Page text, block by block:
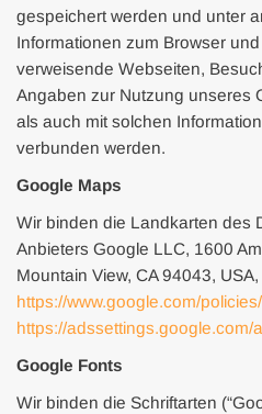
gespeichert werden und unter
Informationen zum Browser
verweisende Webseiten,
Angaben zur Nutzung unseres
als auch mit solchen
verbunden werden.
Google Maps
Wir binden die Landkarten des
Anbieters Google LLC, 1600
Mountain View, CA 94043,
https://www.google.com/
https://adssettings.google.com/
Google Fonts
Wir binden die Schriftarten